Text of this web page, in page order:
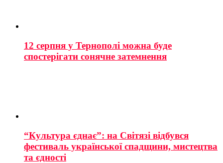
12 серпня у Тернополі можна буде
спостерігати сонячне затемнення
“Культура єднає”: на Світязі відбувся
фестиваль української спадщини, мистецтва
та єдності